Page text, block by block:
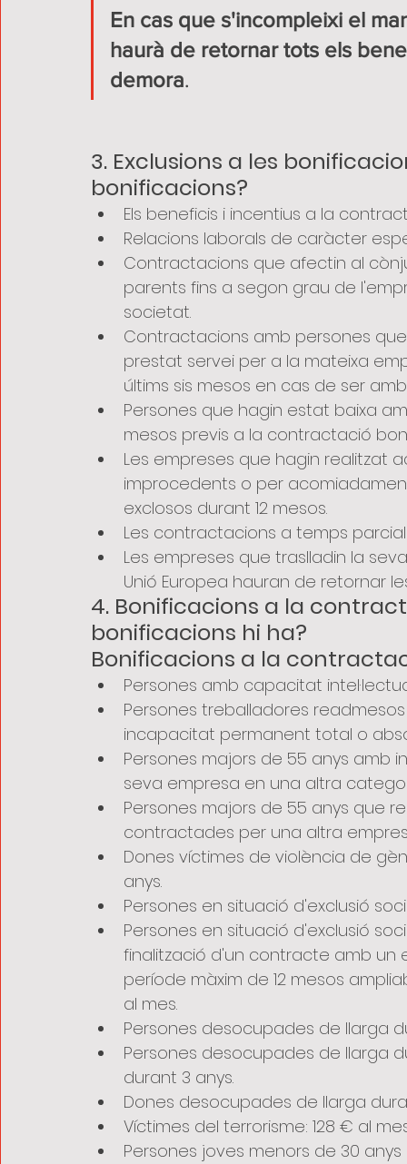
En cas que s'incompleixi el
haurà de retornar tots els
demora.
3. Exclusions a les
bonificacions?
Els beneficis i incentius a la
Relacions laborals de caràcter
Contractacions que afectin al
parents fins a segon grau de
societat.
Contractacions amb persones
prestat servei per a la mateixa
últims sis mesos en cas de ser
Persones que hagin estat baixa
mesos previs a la contractació
Les empreses que hagin
improcedents o per
exclosos durant 12 mesos.
Les contractacions a temps
Les empreses que traslladin la
Unió Europea hauran de retornar
4. Bonificacions a la
bonificacions hi ha?
Bonificacions a la
Persones amb capacitat
Persones treballadores
incapacitat permanent total o
Persones majors de 55 anys
seva empresa en una altra
Persones majors de 55 anys que
contractades per una altra
Dones víctimes de violència de
anys.
Persones en situació d'exclusió
Persones en situació d'exclusió
finalització d'un contracte amb un
període màxim de 12 mesos
al mes.
Persones desocupades de llarga
Persones desocupades de llarga
durant 3 anys.
Dones desocupades de llarga
Víctimes del terrorisme: 128 € al
Persones joves menors de 30